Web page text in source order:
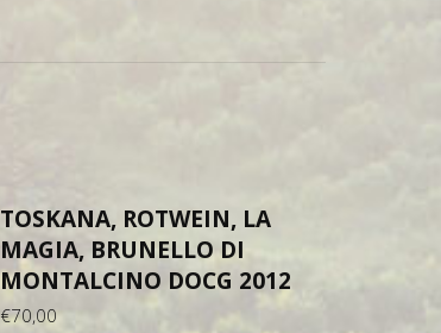
TOSKANA, ROTWEIN, LA
MAGIA, BRUNELLO DI
MONTALCINO DOCG 2012
€70,00